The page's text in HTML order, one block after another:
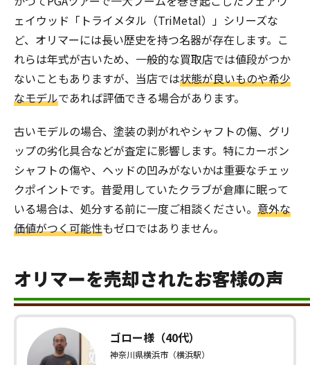
ェイウッド「トライメタル（TriMetal）」シリーズな
ど、オリマーには長い歴史を持つ名器が存在します。こ
れらは年式が古いため、一般的な買取店では値段がつか
ないこともありますが、当店では状態が良いものや希少
なモデルであれば評価できる場合があります。
古いモデルの場合、塗装の剥がれやシャフトの傷、グリ
ップの劣化具合などが査定に影響します。特にカーボン
シャフトの傷や、ヘッドの凹みがないかは重要なチェッ
クポイントです。昔愛用していたクラブが倉庫に眠って
いる場合は、処分する前に一度ご相談ください。 意外な
価値がつく可能性もゼロではありません。
オリマーを売却されたお客様の声
ゴロー様（40代）
神奈川県横浜市（横浜駅）